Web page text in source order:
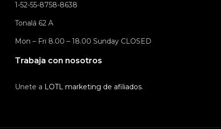
1-52-55-8758-8638
Tonalá 62 A
Mon – Fri 8.00 – 18.00 Sunday CLOSED
Trabaja con nosotros
Unete a LOTL marketing de afiliados.